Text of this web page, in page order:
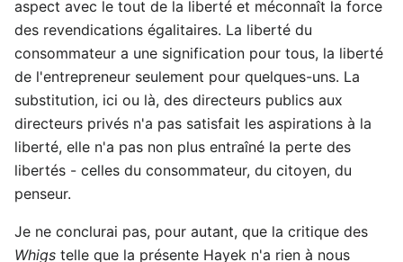
aspect avec le tout de la liberté et méconnaît la force
des revendications égalitaires. La liberté du
consommateur a une signification pour tous, la liberté
de l'entrepreneur seulement pour quelques-uns. La
substitution, ici ou là, des directeurs publics aux
directeurs privés n'a pas satisfait les aspirations à la
liberté, elle n'a pas non plus entraîné la perte des
libertés - celles du consommateur, du citoyen, du
penseur.
Je ne conclurai pas, pour autant, que la critique des
Whigs telle que la présente Hayek n'a rien à nous